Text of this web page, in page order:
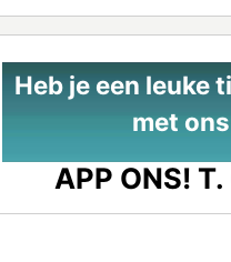
Heb je een leuke
met
APP ONS! T.